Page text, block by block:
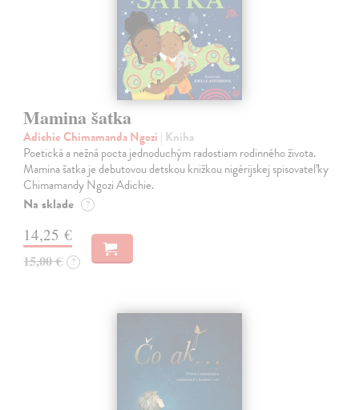
Mamina šatka
Adichie Chimamanda Ngozi | Kniha
Poetická a nežná pocta jednoduchým radostiam rodinného života.
Mamina šatka je debutovou detskou knižkou nigérijskej spisovateľky
Chimamandy Ngozi Adichie.
Na sklade ?
14,25 €
15,00 € ?